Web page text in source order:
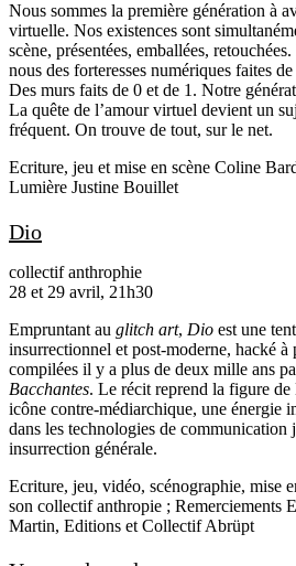
Nous sommes la première génération à
virtuelle. Nos existences sont
scène, présentées, emballées,
nous des forteresses numériques faites
Des murs faits de 0 et de 1. Notre
La quête de l’amour virtuel devient un
fréquent. On trouve de tout, sur le net.
Ecriture, jeu et mise en scène Coline
Lumière Justine Bouillet
Dio
collectif anthrophie
28 et 29 avril, 21h30
Empruntant au glitch art, Dio est une
insurrectionnel et post-moderne, hacké à
compilées il y a plus de deux mille ans
Bacchantes. Le récit reprend la figure
icône contre-médiarchique, une énergie
dans les technologies de communication
insurrection générale.
Ecriture, jeu, vidéo, scénographie, mise
son collectif anthropie ; Remerciements
Martin, Editions et Collectif Abrüpt